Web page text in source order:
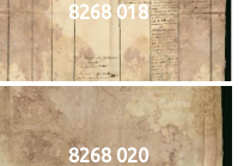
8268 018
8268 020